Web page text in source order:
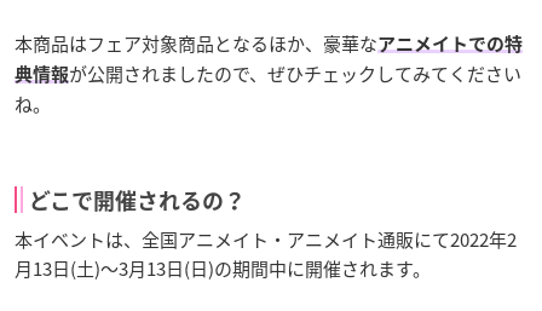
本商品はフェア対象商品となるほか、豪華なアニメイトでの特
典情報が公開されましたので、ぜひチェックしてみてください
ね。
どこで開催されるの？
本イベントは、全国アニメイト・アニメイト通販にて2022年2
月13日(土)～3月13日(日)の期間中に開催されます。